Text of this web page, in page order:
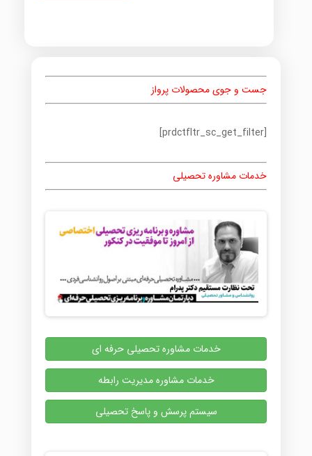
جست و جوی محصولات پرواز
[prdctfltr_sc_get_filter]
خدمات مشاوره تحصیلی
خدمات مشاوره تحصیلی حرفه ای
خدمات مشاوره مدیریت رابطه
سیستم پرسش و پاسخ تحصیلی